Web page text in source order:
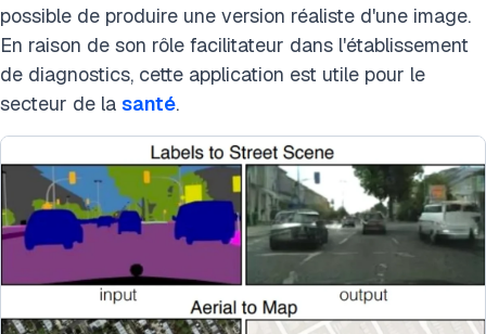
possible de produire une version réaliste d'une image.
En raison de son rôle facilitateur dans l'établissement
de diagnostics, cette application est utile pour le
secteur de la santé.